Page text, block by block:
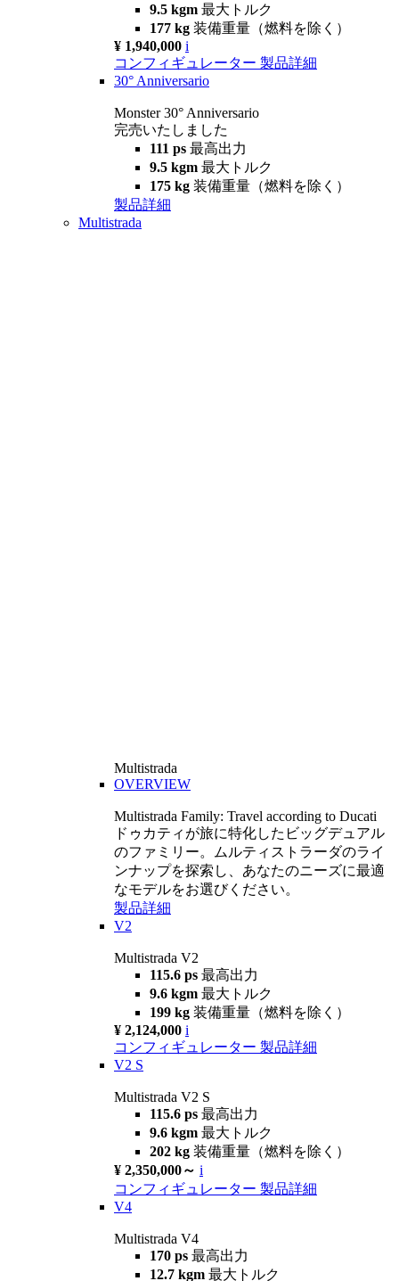
9.5 kgm 最大トルク
177 kg 装備重量（燃料を除く）
¥ 1,940,000 i
コンフィギュレーター 製品詳細
30° Anniversario
Monster 30° Anniversario
完売いたしました
111 ps 最高出力
9.5 kgm 最大トルク
175 kg 装備重量（燃料を除く）
製品詳細
Multistrada
Multistrada
OVERVIEW
Multistrada Family: Travel according to Ducati
ドゥカティが旅に特化したビッグデュアル
のファミリー。ムルティストラーダのライ
ンナップを探索し、あなたのニーズに最適
なモデルをお選びください。
製品詳細
V2
Multistrada V2
115.6 ps 最高出力
9.6 kgm 最大トルク
199 kg 装備重量（燃料を除く）
¥ 2,124,000 i
コンフィギュレーター 製品詳細
V2 S
Multistrada V2 S
115.6 ps 最高出力
9.6 kgm 最大トルク
202 kg 装備重量（燃料を除く）
¥ 2,350,000～ i
コンフィギュレーター 製品詳細
V4
Multistrada V4
170 ps 最高出力
12.7 kgm 最大トルク